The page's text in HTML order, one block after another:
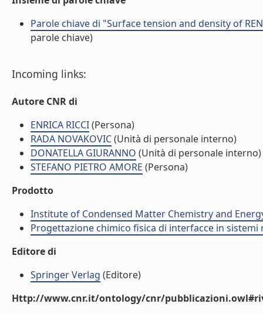
Parole chiave di "Surface tension and density of
parole chiave)
Incoming links:
Autore CNR di
ENRICA RICCI(Persona)
RADA NOVAKOVIC(Unità di personale interno)
DONATELLA GIURANNO (Unità di personale interno)
STEFANO PIETRO AMORE (Persona)
Prodotto
Institute of Condensed Matter Chemistry and
Progettazione chimico fisica di interfacce in sistemi
Editore di
Springer Verlag (Editore)
Http://www.cnr.it/ontology/cnr/